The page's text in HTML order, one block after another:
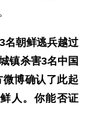
名朝鲜逃兵越过
镇杀害3名中国
博确认 了此起
人 。你能否证